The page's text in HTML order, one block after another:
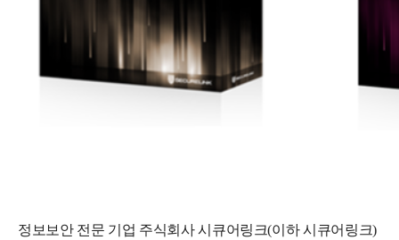
정보보안 전문 기업 주식회사 시큐어링크(이하 시큐어링크)